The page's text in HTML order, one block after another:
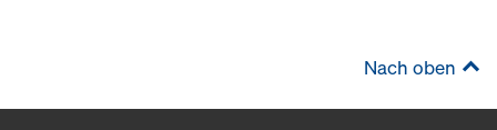
Nach oben